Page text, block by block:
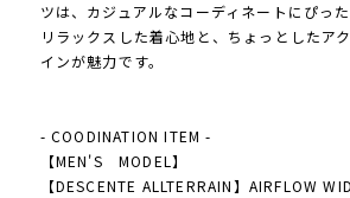
ツは、カジュアルなコーディネートにぴった
リラックスした着心地と、ちょっとしたア
インが魅力です。
- COODINATION ITEM -
【MEN'S MODEL】
【DESCENTE ALLTERRAIN】AIRFLOW